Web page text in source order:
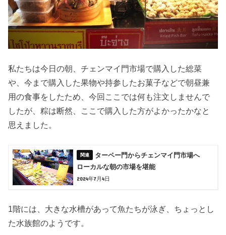
私たちは今日の朝、チェンマイ門市場で購入した総菜
や、今まで購入した果物や持参したお菓子などで朝昼兼
用の食事をしたため、今回ここでは何も注文しませんで
したが、粽は断然、ここで購入した方がよかったかなと
思えました。
ターペー門からチェンマイ門市場へ
ローカルな朝の市場を堪能
2024年7月4日
1階には、大きな水槽があって魚たちが泳ぎ、ちょっとし
た水族館のようです。